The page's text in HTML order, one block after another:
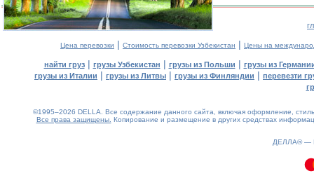
Цена перевозки | Стоимость перевозки Узбекистан | Цены на
найти груз| грузы Узбекистан | грузы из Польши | грузы из
грузы из Италии | грузы из Литвы | грузы из Финляндии | перевезти
©1995–2026 DELLA. Все содержание данного сайта, включая оформление,
Все права защищены. Копирование и размещение в других средствах
ДЕЛЛА® —